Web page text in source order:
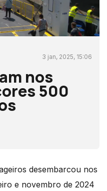
3 jan, 2025, 15:06
nos
500
desembarcou nos
e novembro de 2024